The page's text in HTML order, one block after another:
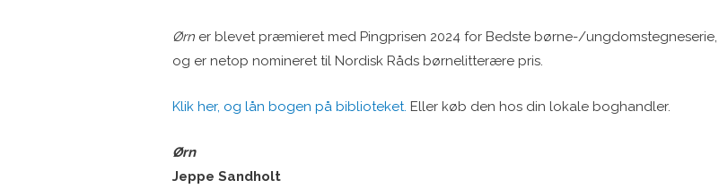
Ørn er blevet præmieret med Pingprisen 2024 for Bedste børne-/ungdomstegneserie,
og er netop nomineret til Nordisk Råds børnelitterære pris.
Klik her, og lån bogen på biblioteket. Eller køb den hos din lokale boghandler.
Ørn
Jeppe Sandholt